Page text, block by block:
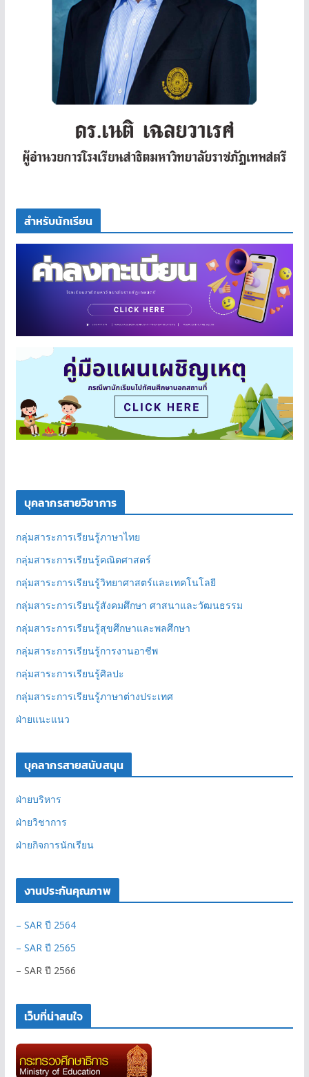
สำหรับนักเรียน
บุคลากรสายวิชาการ
กลุ่มสาระการเรียนรู้ภาษาไทย
กลุ่มสาระการเรียนรู้คณิตศาสตร์
กลุ่มสาระการเรียนรู้วิทยาศาสตร์และเทคโนโลยี
กลุ่มสาระการเรียนรู้สังคมศึกษา ศาสนาและวัฒนธรรม
กลุ่มสาระการเรียนรู้สุขศึกษาและพลศึกษา
กลุ่มสาระการเรียนรู้การงานอาชีพ
กลุ่มสาระการเรียนรู้ศิลปะ
กลุ่มสาระการเรียนรู้ภาษาต่างประเทศ
ฝ่ายแนะแนว
บุคลากรสายสนับสนุน
ฝ่ายบริหาร
ฝ่ายวิชาการ
ฝ่ายกิจการนักเรียน
งานประกันคุณภาพ
– SAR ปี 2564
– SAR ปี 2565
– SAR ปี 2566
เว็บที่น่าสนใจ